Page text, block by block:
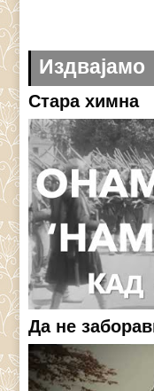
Издвајамо
Стара химна
Да не